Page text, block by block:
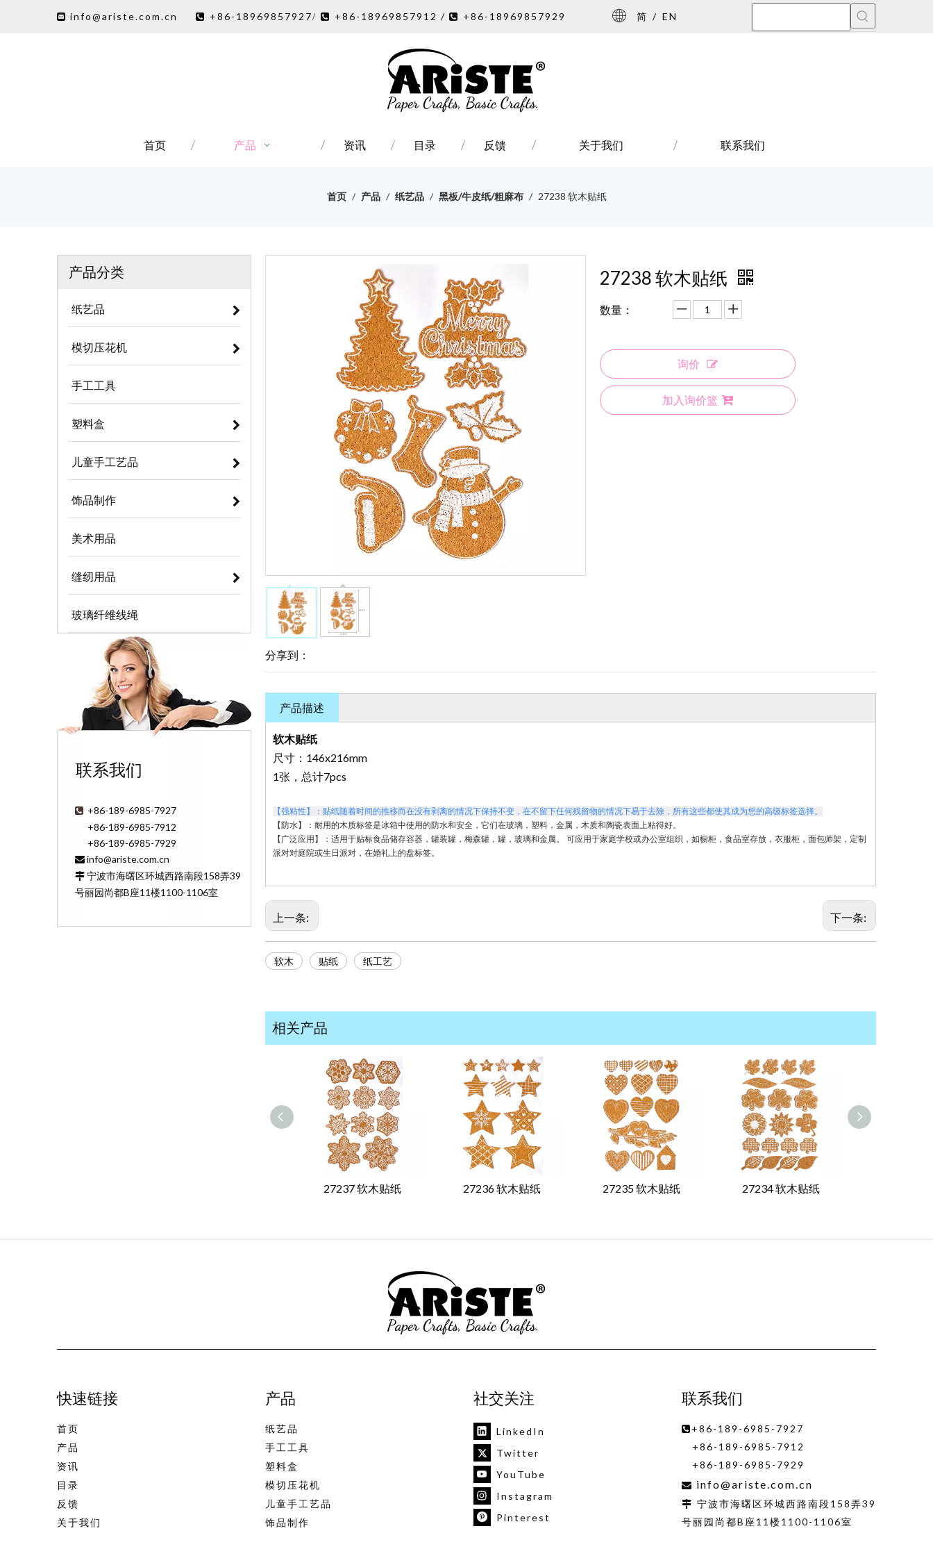
 info@ariste.com.cn  +86-18969857927/  +86-18969857912 /  +86-18969857929 简 / EN
首页 产品 资讯 目录 反馈 关于我们 联系我们
首页 / 产品 / 纸艺品 / 黑板/牛皮纸/粗麻布 / 27238 软木贴纸
产品分类
纸艺品
模切压花机
手工工具
塑料盒
儿童手工艺品
饰品制作
美术用品
缝纫用品
玻璃纤维线绳
联系我们
 +86-189-6985-7927
+86-189-6985-7912
+86-189-6985-7929
 info@ariste.com.cn
 宁波市海曙区环城西路南段158弄39
号丽园尚都B座11楼1100-1106室
分享到：
27238 软木贴纸
数量：
询价
加入询价篮
产品描述
软木贴纸
尺寸：146x216mm
1张，总计7pcs
【强粘性】：贴纸随着时间的推移而在没有剥离的情况下保持不变，在不留下任何残留物的情况下易于去除，所有这些都使其成为您的高级标签选择。
【防水】：耐用的木质标签是冰箱中使用的防水和安全，它们在玻璃，塑料，金属，木质和陶瓷表面上粘得好。
【广泛应用】：适用于贴标食品储存容器，罐装罐，梅森罐，罐，玻璃和金属。
可应用于家庭学校或办公室组织，如橱柜，食品室存放，衣服柜，面包师架，定制
派对对庭院或生日派对，在婚礼上的盘标签。
上一条: 下一条:
软木 贴纸 纸工艺
相关产品
27237 软木贴纸 27236 软木贴纸 27235 软木贴纸 27234 软木贴纸
快速链接
首页
产品
资讯
目录
反馈
关于我们
产品
纸艺品
手工工具
塑料盒
模切压花机
儿童手工艺品
饰品制作
社交关注
LinkedIn
Twitter
YouTube
Instagram
Pinterest
联系我们
 +86-189-6985-7927
+86-189-6985-7912
+86-189-6985-7929
 info@ariste.com.cn
 宁波市海曙区环城西路南段158弄39
号丽园尚都B座11楼1100-1106室